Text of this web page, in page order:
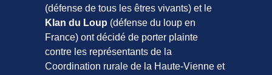
(défense de tous les êtres vivants) et le
Klan du Loup (défense du loup en
France) ont décidé de porter plainte
contre les représentants de la
Coordination rurale de la Haute-Vienne et